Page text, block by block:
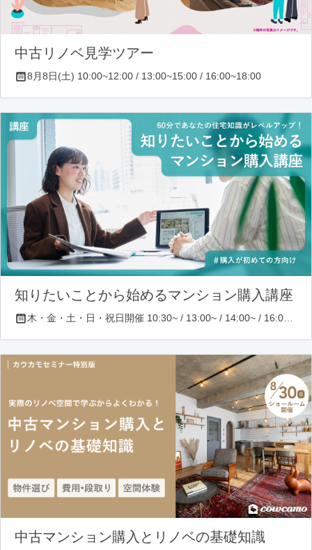
中古リノベ見学ツアー
8月8日(土) 10:00~12:00 / 13:00~15:00 / 16:00~18:00
知りたいことから始めるマンション購入講座
木・金・土・日・祝日開催 10:30~ / 13:00~ / 14:00~ / 16:00~ / 17:00~/ 18:30~/ 19:30~
中古マンション購入とリノベの基礎知識